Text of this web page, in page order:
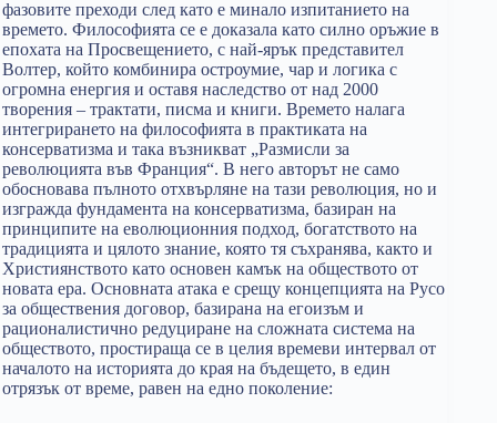
фазовите преходи след като е минало изпитанието на
времето. Философията се е доказала като силно оръжие в
епохата на Просвещението, с най-ярък представител
Волтер, който комбинира остроумие, чар и логика с
огромна енергия и оставя наследство от над 2000
творения – трактати, писма и книги. Времето налага
интегрирането на философията в практиката на
консерватизма и така възникват „Размисли за
революцията във Франция“. В него авторът не само
обосновава пълното отхвърляне на тази революция, но и
изгражда фундамента на консерватизма, базиран на
принципите на еволюционния подход, богатството на
традицията и цялото знание, която тя съхранява, както и
Християнството като основен камък на обществото от
новата ера. Основната атака е срещу концепцията на Русо
за обществения договор, базирана на егоизъм и
рационалистично редуциране на сложната система на
обществото, простираща се в целия времеви интервал от
началото на историята до края на бъдещето, в един
отрязък от време, равен на едно поколение: